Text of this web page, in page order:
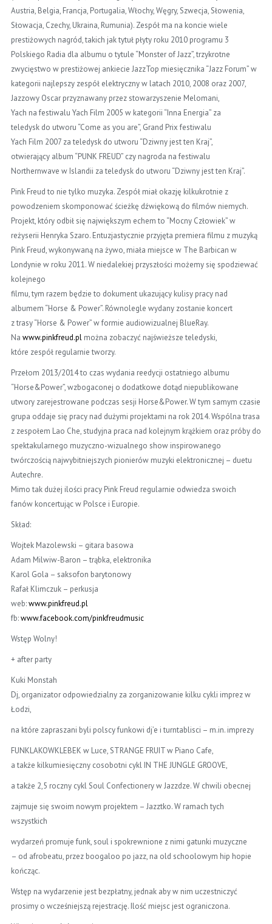
Austria, Belgia, Francja, Portugalia, Włochy, Węgry, Szwecja, Słowenia,
Słowacja, Czechy, Ukraina, Rumunia). Zespół ma na koncie wiele
prestiżowych nagród, takich jak tytuł płyty roku 2010 programu 3
Polskiego Radia dla albumu o tytule “Monster of Jazz”, trzykrotne
zwycięstwo w prestiżowej ankiecie JazzTop miesięcznika “Jazz Forum” w
kategorii najlepszy zespół elektryczny w latach 2010, 2008 oraz 2007,
Jazzowy Oscar przyznawany przez stowarzyszenie Melomani,
Yach na festiwalu Yach Film 2005 w kategorii “Inna Energia” za
teledysk do utworu “Come as you are”, Grand Prix festiwalu
Yach Film 2007 za teledysk do utworu “Dziwny jest ten Kraj”,
otwierający album “PUNK FREUD” czy nagroda na festiwalu
Northernwave w Islandii za teledysk do utworu “Dziwny jest ten Kraj”.
Pink Freud to nie tylko muzyka. Zespół miał okazję kilkukrotnie z
powodzeniem skomponować ścieżkę dźwiękową do filmów niemych.
Projekt, który odbił się największym echem to “Mocny Człowiek” w
reżyserii Henryka Szaro. Entuzjastycznie przyjęta premiera filmu z muzyką
Pink Freud, wykonywaną na żywo, miała miejsce w The Barbican w
Londynie w roku 2011. W niedalekiej przyszłości możemy się spodziewać
kolejnego
filmu, tym razem będzie to dokument ukazujący kulisy pracy nad
albumem “Horse & Power”. Równolegle wydany zostanie koncert
z trasy “Horse & Power” w formie audiowizualnej BlueRay.
Na www.pinkfreud.plmożna zobaczyć najświeższe teledyski,
które zespół regularnie tworzy.
Przełom 2013/2014 to czas wydania reedycji ostatniego albumu
“Horse&Power”, wzbogaconej o dodatkowe dotąd niepublikowane
utwory zarejestrowane podczas sesji Horse&Power. W tym samym czasie
grupa oddaje się pracy nad dużymi projektami na rok 2014. Wspólna trasa
z zespołem Lao Che, studyjna praca nad kolejnym krążkiem oraz próby do
spektakularnego muzyczno-wizualnego show inspirowanego
twórczością najwybitniejszych pionierów muzyki elektronicznej – duetu
Autechre.
Mimo tak dużej ilości pracy Pink Freud regularnie odwiedza swoich
fanów koncertując w Polsce i Europie.
Skład:
Wojtek Mazolewski – gitara basowa
Adam Milwiw-Baron – trąbka, elektronika
Karol Gola – saksofon barytonowy
Rafał Klimczuk – perkusja
web:www.pinkfreud.pl
fb:www.facebook.com/pinkfreudmusic
Wstęp Wolny!
+ after party
Kuki Monstah
Dj, organizator odpowiedzialny za zorganizowanie kilku cykli imprez w
Łodzi,
na które zapraszani byli polscy funkowi dj’e i turntablisci – m.in. imprezy
FUNKLAKOWKLEBEK w Luce, STRANGE FRUIT w Piano Cafe,
a także kilkumiesięczny cosobotni cykl IN THE JUNGLE GROOVE,
a także 2,5 roczny cykl Soul Confectionery w Jazzdze. W chwili obecnej
zajmuje się swoim nowym projektem – Jazztko. W ramach tych
wszystkich
wydarzeń promuje funk, soul i spokrewnione z nimi gatunki muzyczne
– od afrobeatu, przez boogaloo po jazz, na old schoolowym hip hopie
kończąc.
Wstęp na wydarzenie jest bezpłatny, jednak aby w nim uczestniczyć
prosimy o wcześniejszą rejestrację. Ilość miejsc jest ograniczona.